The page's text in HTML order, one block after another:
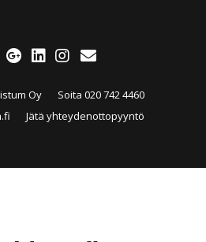
Oy
Soita 020 742 4460
Jätä yhteydenottopyyntö